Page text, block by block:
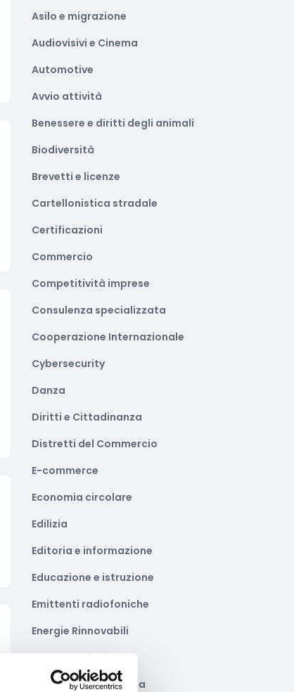
Asilo e migrazione
Audiovisivi e Cinema
Automotive
Avvio attività
Benessere e diritti degli animali
Biodiversità
Brevetti e licenze
Cartellonistica stradale
Certificazioni
Commercio
Competitività imprese
Consulenza specializzata
Cooperazione Internazionale
Cybersecurity
Danza
Diritti e Cittadinanza
Distretti del Commercio
E-commerce
Economia circolare
Edilizia
Editoria e informazione
Educazione e istruzione
Emittenti radiofoniche
Energie Rinnovabili
Farmaceutico
Farmacia e/o chimica